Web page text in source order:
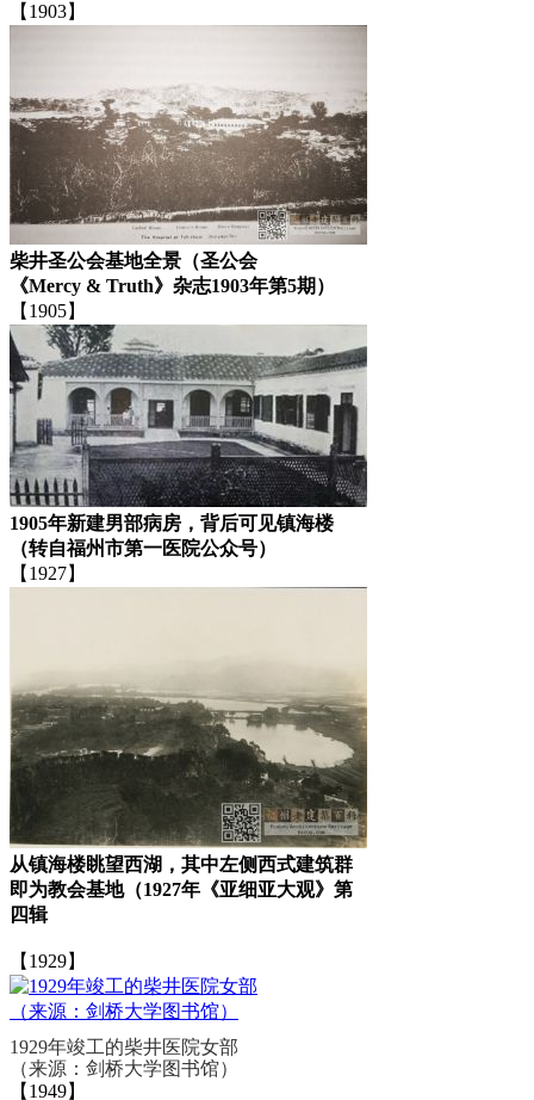
【1903】
柴井圣公会基地全景（圣公会
《Mercy & Truth》杂志1903年第5期）
【1905】
1905年新建男部病房，背后可见镇海楼
（转自福州市第一医院公众号）
【1927】
从镇海楼眺望西湖，其中左侧西式建筑群
即为教会基地（1927年《亚细亚大观》第
四辑
【1929】
1929年竣工的柴井医院女部
（来源：剑桥大学图书馆）
【1949】